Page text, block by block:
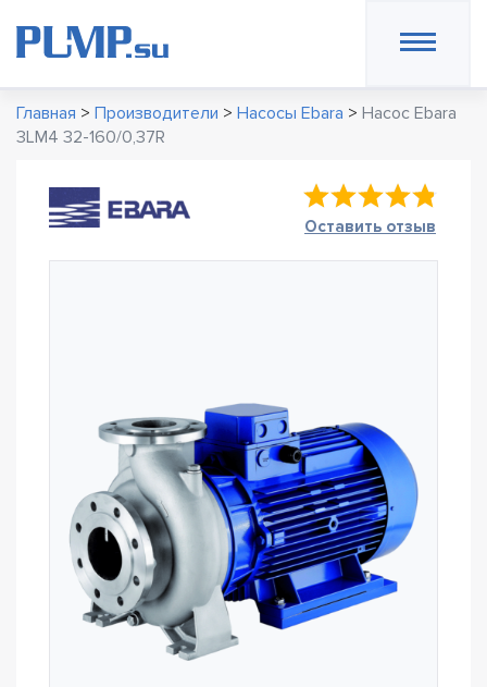
Главная > Производители > Насосы Ebara > Насос Ebara
3LM4 32-160/0,37R
Оставить отзыв